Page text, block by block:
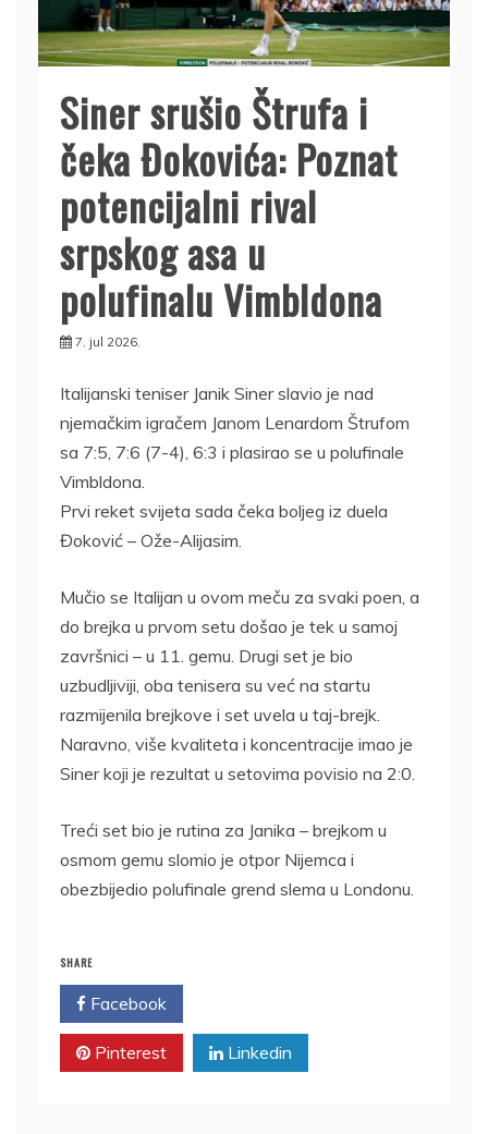
Siner srušio Štrufa i
čeka Đokovića: Poznat
potencijalni rival
srpskog asa u
polufinalu Vimbldona
7. jul 2026.
Italijanski teniser Janik Siner slavio je nad
njemačkim igračem Janom Lenardom Štrufom
sa 7:5, 7:6 (7-4), 6:3 i plasirao se u polufinale
Vimbldona.
Prvi reket svijeta sada čeka boljeg iz duela
Đoković – Ože-Alijasim.
Mučio se Italijan u ovom meču za svaki poen, a
do brejka u prvom setu došao je tek u samoj
završnici – u 11. gemu. Drugi set je bio
uzbudljiviji, oba tenisera su već na startu
razmijenila brejkove i set uvela u taj-brejk.
Naravno, više kvaliteta i koncentracije imao je
Siner koji je rezultat u setovima povisio na 2:0.
Treći set bio je rutina za Janika – brejkom u
osmom gemu slomio je otpor Nijemca i
obezbijedio polufinale grend slema u Londonu.
SHARE
Facebook
Pinterest Linkedin